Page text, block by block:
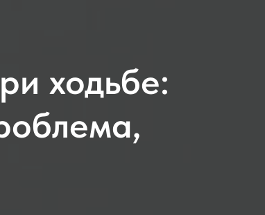
ходьбе: